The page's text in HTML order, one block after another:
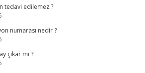
tedavi edilemez ?
numarası nedir ?
çıkar mı ?